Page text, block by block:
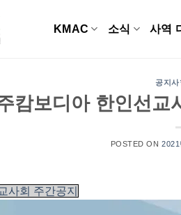
KMAC 소식 사역
공지사
캄보디아 한인선교
POSTED ON2021
사회 주간공지